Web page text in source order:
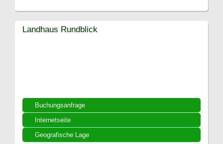
Buchungsanfrage
Internetseite
Geografische Lage
Landhaus Rundblick